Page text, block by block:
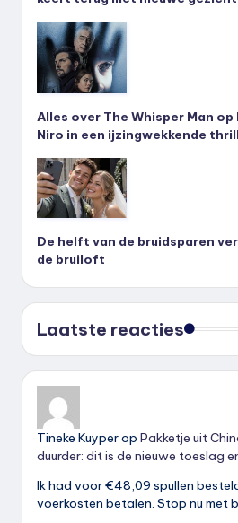
Alles over The Whisper Man
Niro in een ijzingwekkende
De helft van de bruidsparen
de bruiloft
Laatste reacties
Tineke Kuyperop Pakketje uit
duurder: dit is de nieuwe toeslag
Ik had voor €48,09 spullen
voerkosten betalen. Stop nu met